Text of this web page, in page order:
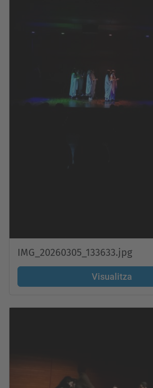
IMG_20260305_133633.jpg
Visualitza